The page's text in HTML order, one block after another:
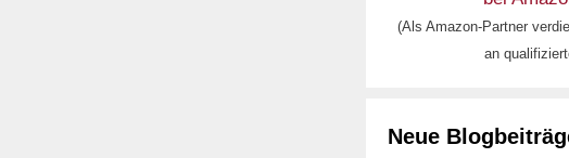
(Als Amazon-Partner
an
Neue